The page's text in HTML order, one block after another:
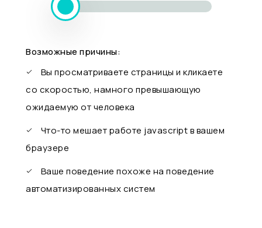
Возможные причины:
Вы просматриваете страницы и кликаете
со скоростью, намного превышающую
ожидаемую от человека
Что-то мешает работе javascript в вашем
браузере
Ваше поведение похоже на поведение
автоматизированных систем